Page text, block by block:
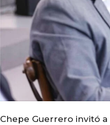
Chepe Guerrero invitó